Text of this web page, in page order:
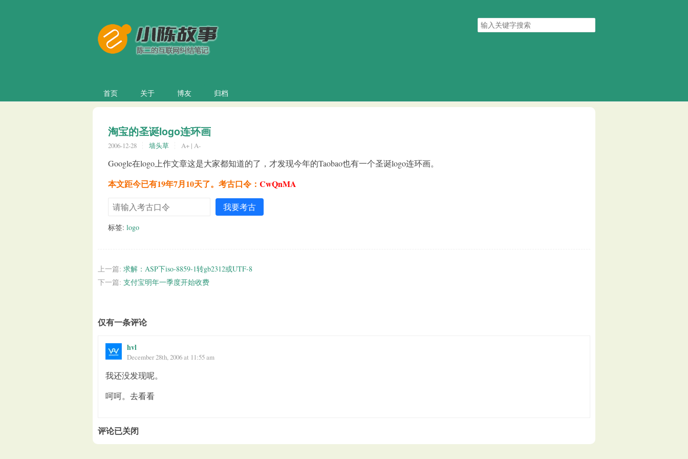
搜
索
首页 关于 博友 归档
淘宝的圣诞logo连环画
2006-12-28 墙头草 A+ | A-
Google在logo上作文章这是大家都知道的了，才发现今年的Taobao也有一个圣诞logo连环画。
本文距今已有19年7月10天了。考古口令： CwQnMA
我要考古
标签: logo
上一篇: 求解：ASP下iso-8859-1转gb2312或UTF-8
下一篇: 支付宝明年一季度开始收费
仅有一条评论
hvl
December 28th, 2006 at 11:55 am
我还没发现呢。
呵呵。去看看
评论已关闭